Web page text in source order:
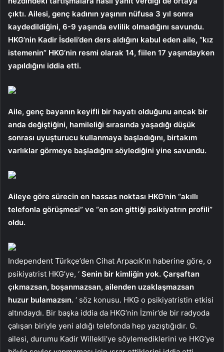
çıktı. Ailesi, genç kadının yaşının nüfusa 3 yıl sonra
kaydedildiğini, 6-9 yaşında evlilik olmadığını savundu.
HKG’nin Kadir İsdeli’den ders aldığını kabul eden aile, “kız
istemenin” HKG’nin resmi olarak 14, fiilen 17 yaşındayken
yapıldığını iddia etti.
Aile, genç bayanın keyifli bir hayatı olduğunu ancak bir
anda değiştiğini, hamileliği sırasında yaşadığı düşük
sonrası uyuşturucu kullanmaya başladığını, birtakım
varlıklar görmeye başladığını söylediğini yine savundu.
Aileye göre sürecin en hassas noktası HKG’nin “akıllı
telefonla görüşmesi” ve “en son gittiği psikiyatrın profili”
oldu.
Independent Türkçe’den Cihat Arpacık’ın haberine göre, o
psikiyatrist HKG’ye, ‘ Senin bir kimliğin yok. Çarşaftan
çıkmazsan, boşanmazsan, ailenden uzaklaşmazsan
huzur bulamazsın. ‘ söz konusu. HKG o psikiyatristin etkisi
altındaydı. Bir başka iddia da HKG’nin İzmir’de bir radyoda
çalışan biriyle yeni aldığı telefonda hep yazıştığıdır. G.
ailesi, durumu Kadir Willekli’ye söylemediklerini ve HKG’ye